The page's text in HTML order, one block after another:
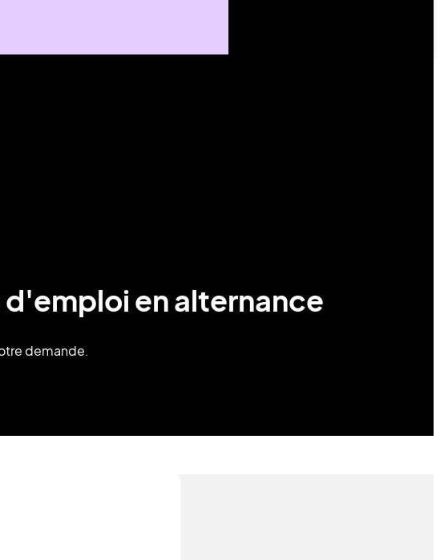
en alternance
demande.